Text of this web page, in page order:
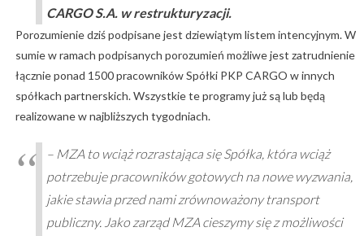
CARGO S.A. w restrukturyzacji.
Porozumienie dziś podpisane jest dziewiątym listem intencyjnym. W
sumie w ramach podpisanych porozumień możliwe jest zatrudnienie
łącznie ponad 1500 pracowników Spółki PKP CARGO w innych
spółkach partnerskich. Wszystkie te programy już są lub będą
realizowane w najbliższych tygodniach.
– MZA to wciąż rozrastająca się Spółka, która wciąż
potrzebuje pracowników gotowych na nowe wyzwania,
jakie stawia przed nami zrównoważony transport
publiczny. Jako zarząd MZA cieszymy się z możliwości